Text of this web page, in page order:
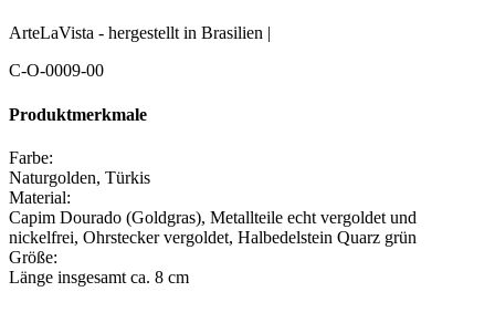
ArteLaVista - hergestellt in Brasilien |
C-O-0009-00
Produktmerkmale
Farbe:
Naturgolden, Türkis
Material:
Capim Dourado (Goldgras), Metallteile echt vergoldet und
nickelfrei, Ohrstecker vergoldet, Halbedelstein Quarz grün
Größe:
Länge insgesamt ca. 8 cm